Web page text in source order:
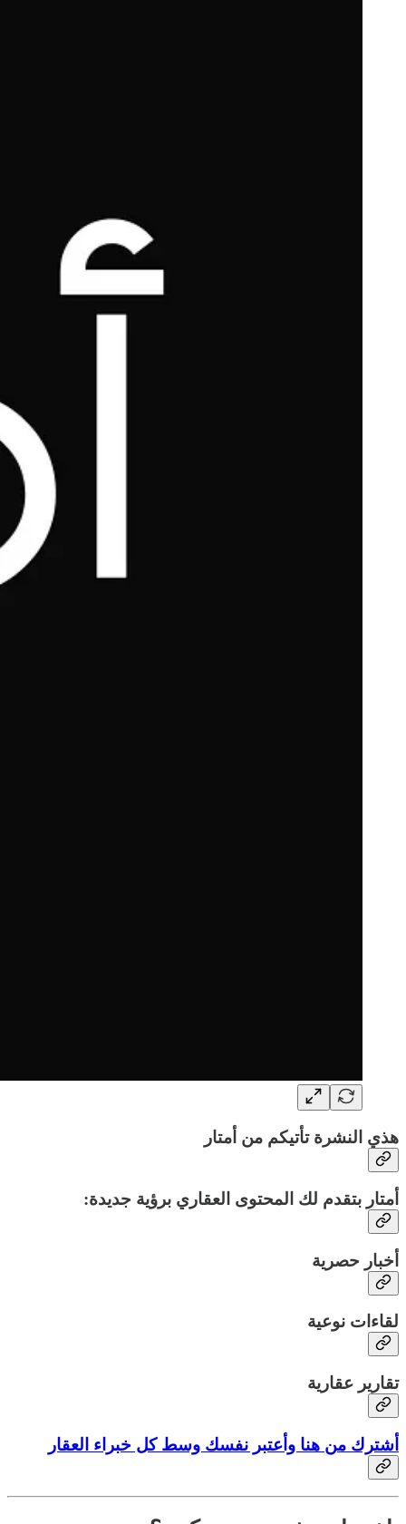
هذي النشرة تأتيكم من أمتار
أمتار بتقدم لك المحتوى العقاري برؤية جديدة:
أخبار حصرية
لقاءات نوعية
تقارير عقارية
أشترك من هنا وأعتبر نفسك وسط كل خبراء العقار